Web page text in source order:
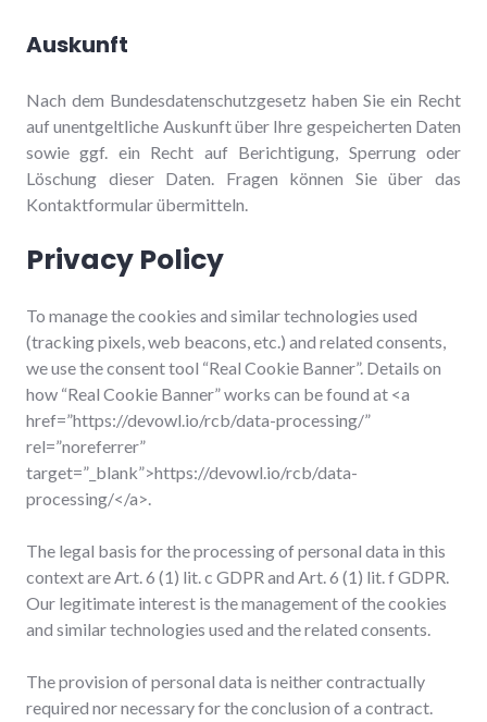
Auskunft
Nach dem Bundesdatenschutzgesetz haben Sie ein Recht
auf unentgeltliche Auskunft über Ihre gespeicherten Daten
sowie ggf. ein Recht auf Berichtigung, Sperrung oder
Löschung dieser Daten. Fragen können Sie über das
Kontaktformular übermitteln.
Privacy Policy
To manage the cookies and similar technologies used
(tracking pixels, web beacons, etc.) and related consents,
we use the consent tool “Real Cookie Banner”. Details on
how “Real Cookie Banner” works can be found at <a
href=”https://devowl.io/rcb/data-processing/”
rel=”noreferrer”
target=”_blank”>https://devowl.io/rcb/data-
processing/</a>.
The legal basis for the processing of personal data in this
context are Art. 6 (1) lit. c GDPR and Art. 6 (1) lit. f GDPR.
Our legitimate interest is the management of the cookies
and similar technologies used and the related consents.
The provision of personal data is neither contractually
required nor necessary for the conclusion of a contract.